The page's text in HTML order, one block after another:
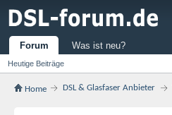
Forum
Heutige Beiträge
Was ist neu?
Home DSL & Glasfaser Anbieter